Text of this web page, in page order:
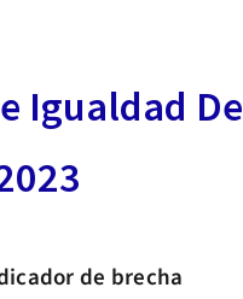
Igualdad De
de brecha